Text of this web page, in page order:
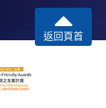
返回頁首